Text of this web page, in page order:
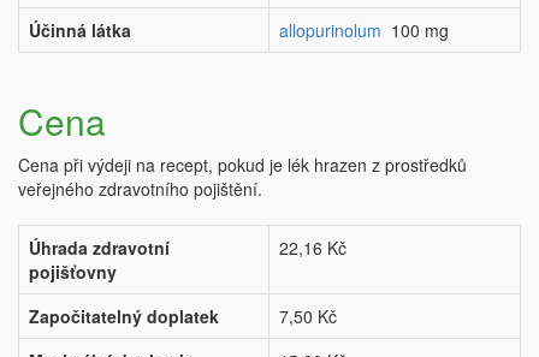
Účinná látka
allopurinolum 100 mg
Cena
Cena při výdeji na recept, pokud je lék hrazen z prostředků
veřejného zdravotního pojištění.
Úhrada zdravotní
pojišťovny
22,16 Kč
Započitatelný doplatek
7,50 Kč